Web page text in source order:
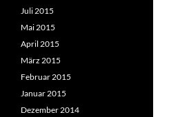
Juli 2015
Mai 2015
April 2015
März 2015
Februar 2015
Januar 2015
Dezember 2014